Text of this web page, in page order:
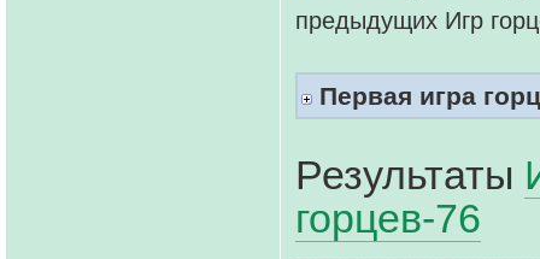
предыдущих Игр
Первая игра
Результаты
горцев-76